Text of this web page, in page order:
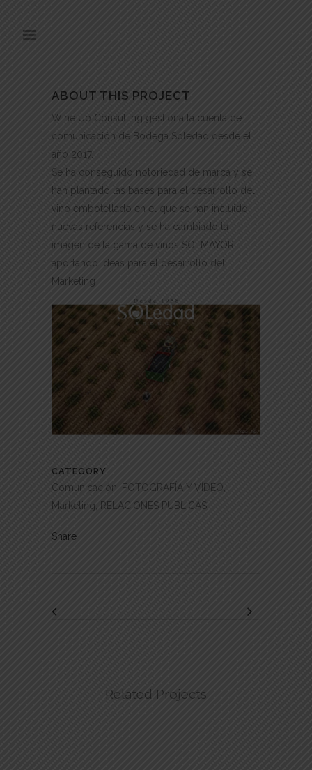
ABOUT THIS PROJECT
Wine Up Consulting gestiona la cuenta de
comunicación de Bodega Soledad desde el
año 2017.
Se ha conseguido notoriedad de marca y se
han plantado las bases para el desarrollo del
vino embotellado en el que se han incluido
nuevas referencias y se ha cambiado la
imagen de la gama de vinos SOLMAYOR
aportando ideas para el desarrollo del
Marketing
CATEGORY
Comunicación, FOTOGRAFÍA Y VÍDEO,
Marketing, RELACIONES PÚBLICAS
Share
Related Projects